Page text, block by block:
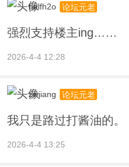
halfh2o 论坛元老
强烈支持楼主ing……
2026-4-4 12:28
zwjiang 论坛元老
我只是路过打酱油的。
2026-4-4 13:25